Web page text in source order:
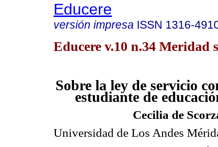
Educere
versión impresa ISSN 1316-
Educere v.10 n.34 Meridad
Sobre la ley de servicio
estudiante de
Cecilia de
Universidad de Los Andes